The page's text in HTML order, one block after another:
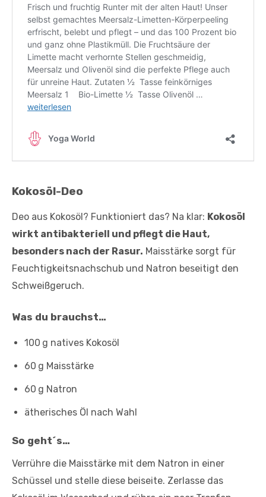
Kokosöl-Deo
Deo aus Kokosöl? Funktioniert das? Na klar: Kokosöl
wirkt antibakteriell und pflegt die Haut,
besonders nach der Rasur. Maisstärke sorgt für
Feuchtigkeitsnachschub und Natron beseitigt den
Schweißgeruch.
Was du brauchst…
100 g natives Kokosöl
60 g Maisstärke
60 g Natron
ätherisches Öl nach Wahl
So geht´s…
Verrühre die Maisstärke mit dem Natron in einer
Schüssel und stelle diese beiseite. Zerlasse das